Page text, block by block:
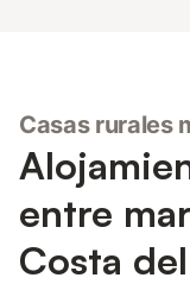
Casas rurales
entre
Costa